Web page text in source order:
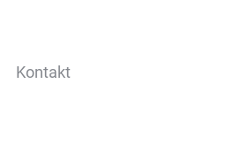
Kontakt